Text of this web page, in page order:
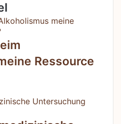
Ressource